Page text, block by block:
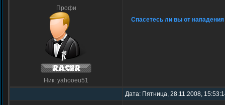
Профи
Ник: yahooeu51
Спасетесь ли вы от
Дата: Пятница, 28.11.2008,